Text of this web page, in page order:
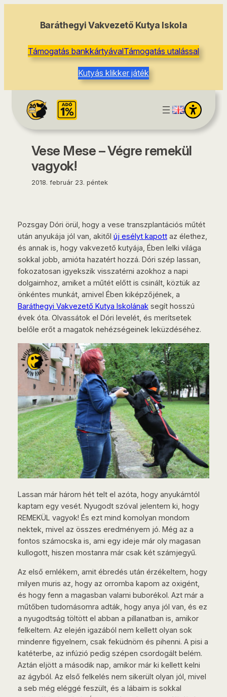
Baráthegyi Vakvezető Kutya Iskola
Támogatás bankkártyávalTámogatás utalással
Kutyás klikker játék
Vese Mese – Végre remekül
vagyok!
2018. február 23. péntek
Pozsgay Dóri örül, hogy a vese transzplantációs műtét
után anyukája jól van, akitől új esélyt kapottaz élethez,
és annak is, hogy vakvezető kutyája, Ében lelki világa
sokkal jobb, amióta hazatért hozzá. Dóri szép lassan,
fokozatosan igyekszik visszatérni azokhoz a napi
dolgaimhoz, amiket a műtét előtt is csinált, köztük az
önkéntes munkát, amivel Ében kiképzőjének, a
Baráthegyi Vakvezető Kutya Iskolánaksegít hosszú
évek óta. Olvassátok el Dóri levelét, és merítsetek
belőle erőt a magatok nehézségeinek leküzdéséhez.
Lassan már három hét telt el azóta, hogy anyukámtól
kaptam egy vesét. Nyugodt szóval jelentem ki, hogy
REMEKÜL vagyok! És ezt mind komolyan mondom
nektek, mivel az összes eredményem jó. Még az a
fontos számocska is, ami egy ideje már oly magasan
kullogott, hiszen mostanra már csak két számjegyű.
Az első emlékem, amit ébredés után érzékeltem, hogy
milyen muris az, hogy az orromba kapom az oxigént,
és hogy fenn a magasban valami buborékol. Azt már a
műtőben tudomásomra adták, hogy anya jól van, és ez
a nyugodtság töltött el abban a pillanatban is, amikor
felkeltem. Az elején igazából nem kellett olyan sok
mindenre figyelnem, csak feküdnöm és pihenni. A pisi a
katéterbe, az infúzió pedig szépen csordogált belém.
Aztán eljött a második nap, amikor már ki kellett kelni
az ágyból. Az első felkelés nem sikerült olyan jól, mivel
a seb még eléggé feszült, és a lábaim is sokkal